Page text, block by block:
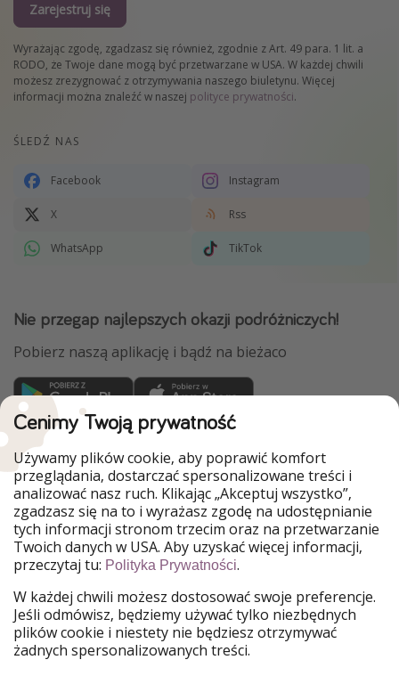
Zarejestruj się
Wyrażając zgodę, zgadzasz się również, zgodnie z Art. 49 para. 1 lit. a
RODO, że Twoje dane mogą być przetwarzane w USA. W każdej chwili
możesz zrezygnować z otrzymywania naszego biuletynu. Więcej
informacji można znaleźć w naszej polityce prywatności.
ŚLEDŹ NAS
Facebook Instagram
X Rss
WhatsApp TikTok
Nie przegap najlepszych okazji podróżniczych!
Pobierz naszą aplikację i bądź na bieżaco
WakacyjniPiraci są częścią Grupy HolidayPirates
Nasze rynki
PiratinViaggio
HolidayPirates
VakantiePiraten
VoyagesPirates
Ferienpiraten
Urlaubspiraten
Urlaubspiraten
ViajerosPiratas
TravelPirates
Nasza grupa
HolidayPirates Group
Poznaj nas! Informacje prawne
Cenimy Twoją prywatność
Używamy plików cookie, aby poprawić komfort
przeglądania, dostarczać spersonalizowane treści i
analizować nasz ruch. Klikając „Akceptuj wszystko”,
zgadzasz się na to i wyrażasz zgodę na udostępnianie
tych informacji stronom trzecim oraz na przetwarzanie
Twoich danych w USA. Aby uzyskać więcej informacji,
przeczytaj tu: Polityka Prywatności.
W każdej chwili możesz dostosować swoje preferencje.
Jeśli odmówisz, będziemy używać tylko niezbędnych
plików cookie i niestety nie będziesz otrzymywać
żadnych spersonalizowanych treści.